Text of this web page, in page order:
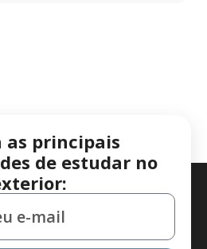
as principais
de estudar no